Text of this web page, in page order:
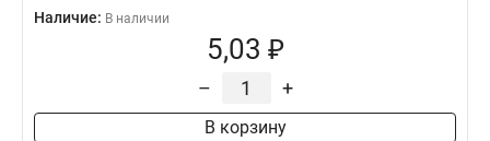
Наличие: В наличии
5,03 ₽
– +
В корзину